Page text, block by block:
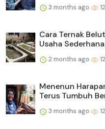
3 months ago
Cara Ternak
Usaha
2 months ago
Menenun
Terus Tumbuh
3 months ago